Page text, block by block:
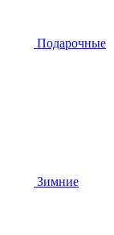
Подарочные
Зимние